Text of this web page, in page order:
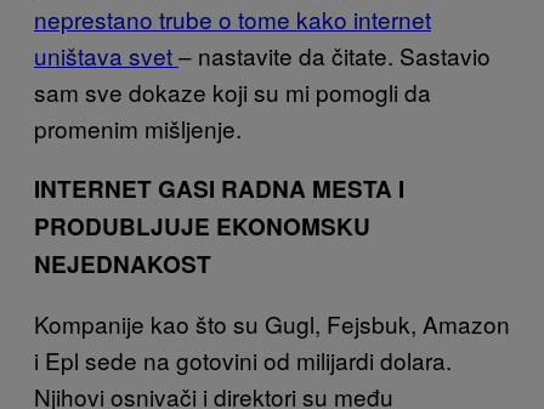
neprestano trube o tome kako internet
uništava svet– nastavite da čitate. Sastavio
sam sve dokaze koji su mi pomogli da
promenim mišljenje.
INTERNET GASI RADNA MESTA I
PRODUBLJUJE EKONOMSKU
NEJEDNAKOST
Kompanije kao što su Gugl, Fejsbuk, Amazon
i Epl sede na gotovini od milijardi dolara.
Njihovi osnivači i direktori su među